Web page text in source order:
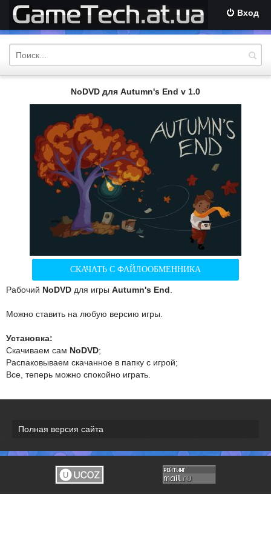
Вход
NoDVD для Autumn's End v 1.0
СКАЧАТЬ С ФАЙЛООБМЕННИКА
Рабочий NoDVD для игры Autumn's End
Можно ставить на любую версию игры.
Установка:
Скачиваем сам NoDVD;
Распаковываем скачанное в папку с игрой;
Все, теперь можно спокойно играть.
Полная версия сайта